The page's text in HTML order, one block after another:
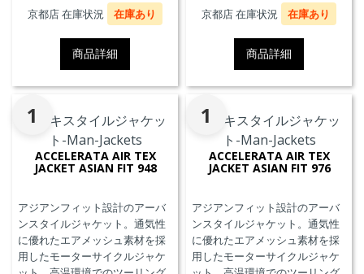
す。
京都店 在庫状況 在庫あり
商品詳細
す。
京都店 在庫状況 在庫あり
商品詳細
1
ACCELERATA AIR TEX
JACKET ASIAN FIT 948
アジアンフィット設計のアーバ
ンスタイルジャケット。通気性
に優れたエアメッシュ素材を採
用したモーターサイクルジャケ
1
ACCELERATA AIR TEX
JACKET ASIAN FIT 976
アジアンフィット設計のアーバ
ンスタイルジャケット。通気性
に優れたエアメッシュ素材を採
用したモーターサイクルジャケ